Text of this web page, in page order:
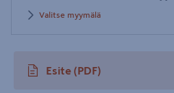
Valitse myymälä
Esite (PDF)
avautuu uuteen välilehteen